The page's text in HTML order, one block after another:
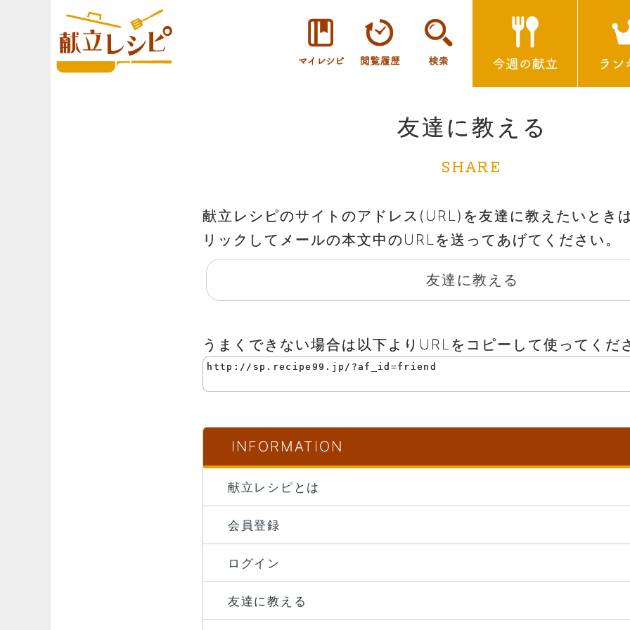
友達に教える
SHARE
献立レシピのサイトのアドレス(URL)を友達に教えたいとき
リックしてメールの本文中のURLを送ってあげてください。
友達に教える
うまくできない場合は以下よりURLをコピーして使ってくだ
INFORMATION
献立レシピとは
会員登録
ログイン
友達に教える